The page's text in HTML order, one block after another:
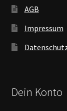
AGB
Impressum
Dein Konto